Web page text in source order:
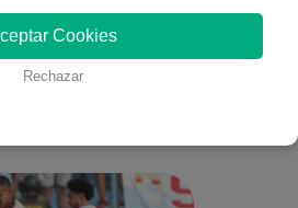
te puede
Cookies
Rechazar